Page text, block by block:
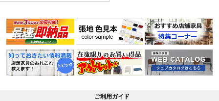
ご利用ガイド